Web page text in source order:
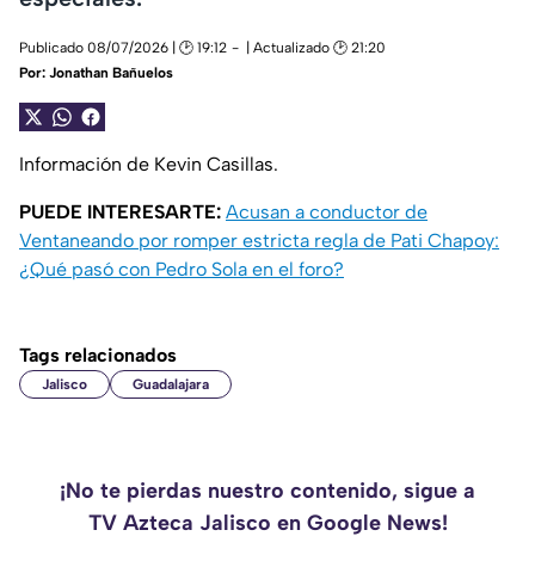
Publicado 08/07/2026 | 🕑 19:12
| Actualizado 🕑 21:20
Por: Jonathan Bañuelos
Información de Kevin Casillas.
PUEDE INTERESARTE: Acusan a conductor de
Ventaneando por romper estricta regla de Pati Chapoy:
¿Qué pasó con Pedro Sola en el foro?
Tags relacionados
Jalisco Guadalajara
¡No te pierdas nuestro contenido, sigue a
TV Azteca Jalisco en Google News!